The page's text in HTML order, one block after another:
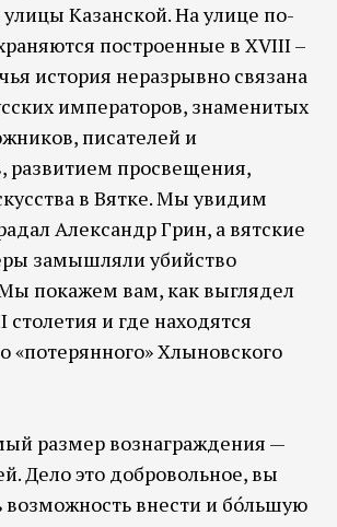
Казанской. На улице по-
построенные в XVIII –
история неразрывно связана
императоров, знаменитых
писателей и
развитием просвещения,
в Вятке. Мы увидим
Александр Грин, а вятские
замышляли убийство
Мы покажем вам, как выглядел
столетия и где находятся
«потерянного» Хлыновского
размер вознаграждения —
Дело это добровольное, вы
возможность внести и бо́льшую